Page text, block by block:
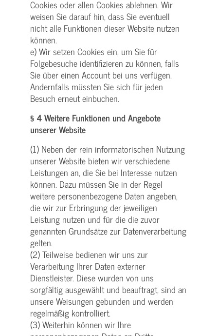
Cookies oder allen Cookies ablehnen. Wir
weisen Sie darauf hin, dass Sie eventuell
nicht alle Funktionen dieser Website nutzen
können.
e) Wir setzen Cookies ein, um Sie für
Folgebesuche identifizieren zu können, falls
Sie über einen Account bei uns verfügen.
Andernfalls müssten Sie sich für jeden
Besuch erneut einbuchen.
§ 4 Weitere Funktionen und Angebote
unserer Website
(1) Neben der rein informatorischen Nutzung
unserer Website bieten wir verschiedene
Leistungen an, die Sie bei Interesse nutzen
können. Dazu müssen Sie in der Regel
weitere personenbezogene Daten angeben,
die wir zur Erbringung der jeweiligen
Leistung nutzen und für die die zuvor
genannten Grundsätze zur Datenverarbeitung
gelten.
(2) Teilweise bedienen wir uns zur
Verarbeitung Ihrer Daten externer
Dienstleister. Diese wurden von uns
sorgfältig ausgewählt und beauftragt, sind an
unsere Weisungen gebunden und werden
regelmäßig kontrolliert.
(3) Weiterhin können wir Ihre